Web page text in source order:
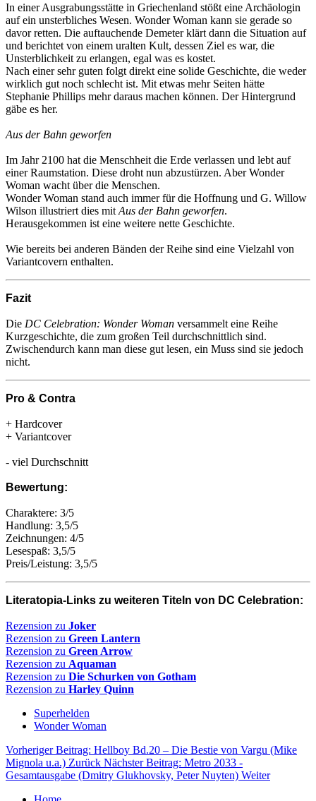
In einer Ausgrabungsstätte in Griechenland stößt eine Archäologin
auf ein unsterbliches Wesen. Wonder Woman kann sie gerade so
davor retten. Die auftauchende Demeter klärt dann die Situation auf
und berichtet von einem uralten Kult, dessen Ziel es war, die
Unsterblichkeit zu erlangen, egal was es kostet.
Nach einer sehr guten folgt direkt eine solide Geschichte, die weder
wirklich gut noch schlecht ist. Mit etwas mehr Seiten hätte
Stephanie Phillips mehr daraus machen können. Der Hintergrund
gäbe es her.
Aus der Bahn geworfen
Im Jahr 2100 hat die Menschheit die Erde verlassen und lebt auf
einer Raumstation. Diese droht nun abzustürzen. Aber Wonder
Woman wacht über die Menschen.
Wonder Woman stand auch immer für die Hoffnung und G. Willow
Wilson illustriert dies mit Aus der Bahn geworfen.
Herausgekommen ist eine weitere nette Geschichte.
Wie bereits bei anderen Bänden der Reihe sind eine Vielzahl von
Variantcovern enthalten.
Fazit
Die DC Celebration: Wonder Woman versammelt eine Reihe
Kurzgeschichte, die zum großen Teil durchschnittlich sind.
Zwischendurch kann man diese gut lesen, ein Muss sind sie jedoch
nicht.
Pro & Contra
+ Hardcover
+ Variantcover
- viel Durchschnitt
Bewertung:
Charaktere: 3/5
Handlung: 3,5/5
Zeichnungen: 4/5
Lesespaß: 3,5/5
Preis/Leistung: 3,5/5
Literatopia-Links zu weiteren Titeln von DC Celebration:
Rezension zu Joker
Rezension zu Green Lantern
Rezension zu Green Arrow
Rezension zu Aquaman
Rezension zu Die Schurken von Gotham
Rezension zu Harley Quinn
Superhelden
Wonder Woman
Vorheriger Beitrag: Hellboy Bd.20 – Die Bestie von Vargu (Mike
Mignola u.a.) Zurück Nächster Beitrag: Metro 2033 -
Gesamtausgabe (Dmitry Glukhovsky, Peter Nuyten) Weiter